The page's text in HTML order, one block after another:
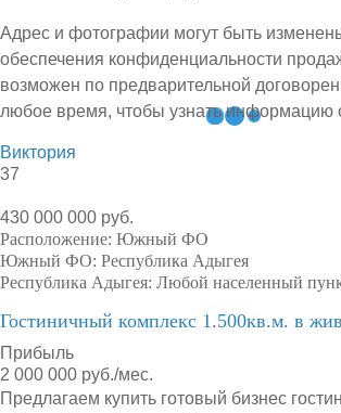
Адрес и фотографии могут быть
обеспечения конфиденциальности
возможен по предварительной
любое время, чтобы узнать информацию
Виктория
37
430 000 000 руб.
Расположение: Южный ФО
Южный ФО: Республика Адыгея
Республика Адыгея: Любой населенный
Гостиничный комплекс 1.500кв.м. в
Прибыль
2 000 000 руб./мес.
Предлагаем купить готовый бизнес